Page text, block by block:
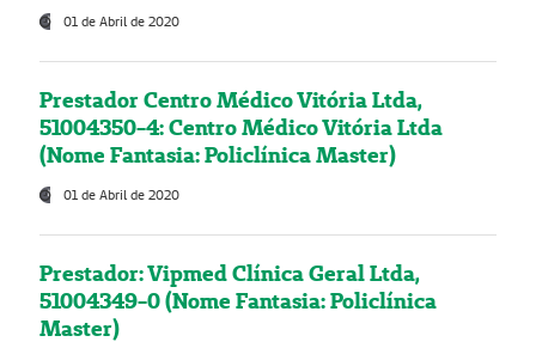
01 de Abril de 2020
Prestador Centro Médico Vitória Ltda,
51004350-4: Centro Médico Vitória Ltda
(Nome Fantasia: Policlínica Master)
01 de Abril de 2020
Prestador: Vipmed Clínica Geral Ltda,
51004349-0 (Nome Fantasia: Policlínica
Master)